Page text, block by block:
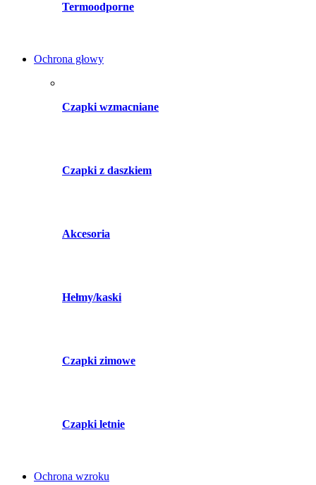
Termoodporne
Ochrona głowy
Czapki wzmacniane
Czapki z daszkiem
Akcesoria
Hełmy/kaski
Czapki zimowe
Czapki letnie
Ochrona wzroku